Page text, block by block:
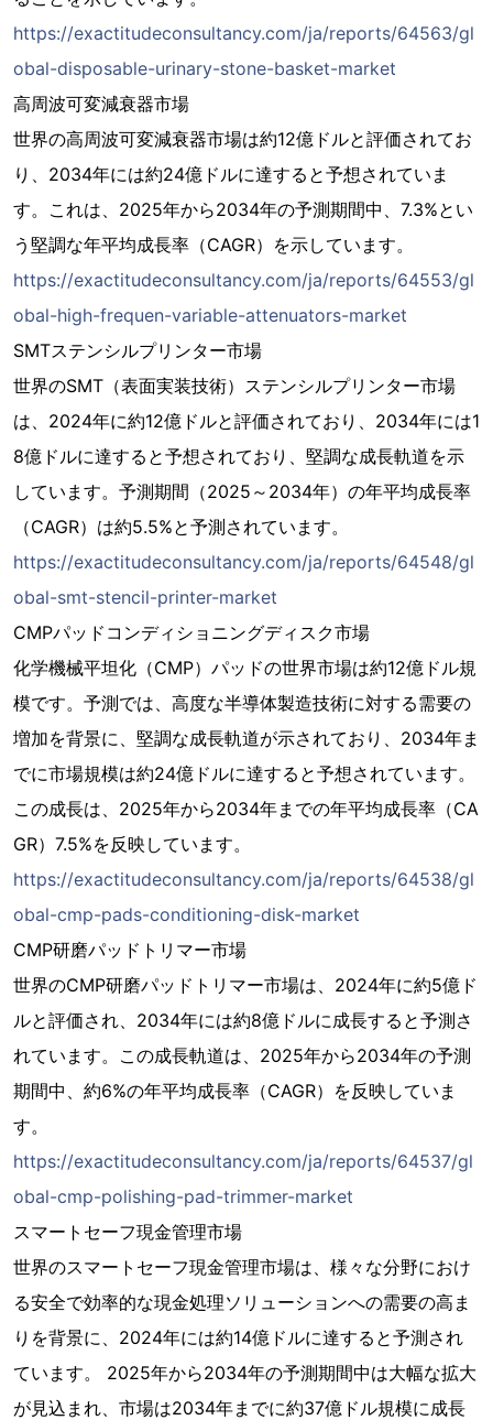
https://exactitudeconsultancy.com/ja/reports/64563/gl
obal-disposable-urinary-stone-basket-market
高周波可変減衰器市場
世界の高周波可変減衰器市場は約12億ドルと評価されてお
り、2034年には約24億ドルに達すると予想されていま
す。これは、2025年から2034年の予測期間中、7.3%とい
う堅調な年平均成長率（CAGR）を示しています。
https://exactitudeconsultancy.com/ja/reports/64553/gl
obal-high-frequen-variable-attenuators-market
SMTステンシルプリンター市場
世界のSMT（表面実装技術）ステンシルプリンター市場
は、2024年に約12億ドルと評価されており、2034年には1
8億ドルに達すると予想されており、堅調な成長軌道を示
しています。予測期間（2025～2034年）の年平均成長率
（CAGR）は約5.5%と予測されています。
https://exactitudeconsultancy.com/ja/reports/64548/gl
obal-smt-stencil-printer-market
CMPパッドコンディショニングディスク市場
化学機械平坦化（CMP）パッドの世界市場は約12億ドル規
模です。予測では、高度な半導体製造技術に対する需要の
増加を背景に、堅調な成長軌道が示されており、2034年ま
でに市場規模は約24億ドルに達すると予想されています。
この成長は、2025年から2034年までの年平均成長率（CA
GR）7.5%を反映しています。
https://exactitudeconsultancy.com/ja/reports/64538/gl
obal-cmp-pads-conditioning-disk-market
CMP研磨パッドトリマー市場
世界のCMP研磨パッドトリマー市場は、2024年に約5億ド
ルと評価され、2034年には約8億ドルに成長すると予測さ
れています。この成長軌道は、2025年から2034年の予測
期間中、約6%の年平均成長率（CAGR）を反映していま
す。
https://exactitudeconsultancy.com/ja/reports/64537/gl
obal-cmp-polishing-pad-trimmer-market
スマートセーフ現金管理市場
世界のスマートセーフ現金管理市場は、様々な分野におけ
る安全で効率的な現金処理ソリューションへの需要の高ま
りを背景に、2024年には約14億ドルに達すると予測され
ています。 2025年から2034年の予測期間中は大幅な拡大
が見込まれ、市場は2034年までに約37億ドル規模に成長